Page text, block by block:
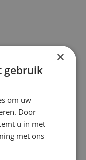
×
gebruik
om uw
Door
u in met
met ons